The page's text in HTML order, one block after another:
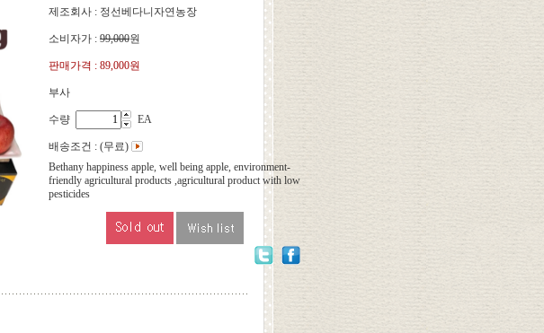
제조회사 : 정선베다니자연농장
소비자가 : 99,000원
판매가격 : 89,000원
부사
수량 EA
배송조건 : (무료)
Bethany happiness apple, well being apple, environment-
friendly agricultural products ,agricultural product with low
pesticides